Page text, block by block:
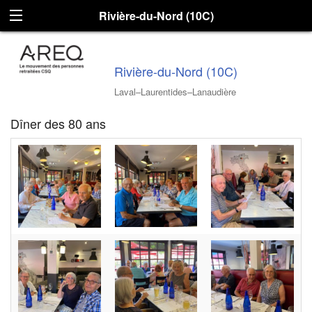
Rivière-du-Nord (10C)
Rivière-du-Nord (10C)
Laval–Laurentides–Lanaudière
Dîner des 80 ans